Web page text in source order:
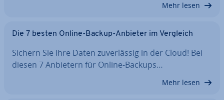
Mehr lesen
Die 7 besten Online-Backup-Anbieter im Vergleich
Sichern Sie Ihre Daten zu­ver­läs­sig in der Cloud! Bei
diesen 7 Anbietern für Online-Backups…
Mehr lesen